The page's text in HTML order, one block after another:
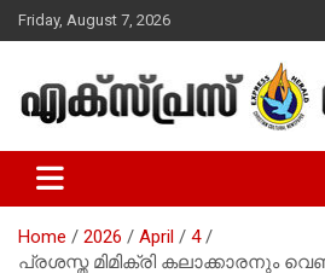
Skip
to
Friday, August 7, 2026
Express Herald –
Christian News
Home 2026 April
4
പ്രശസ്ത മിമിക്രി കലാക്കാരനും